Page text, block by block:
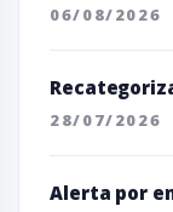
06/08/2026
28/07/2026
Alerta por